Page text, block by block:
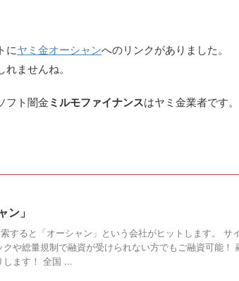
にヤミ金オーシャンへのリンクがありました。
ませんね。
フト闇金 ミルモファイナンスはヤミ金業者です。
ン」
すると「オーシャン」という会社がヒットします。 サ
や総量規制で融資が受けられない方でもご融資可能！
します！ 全国 ...